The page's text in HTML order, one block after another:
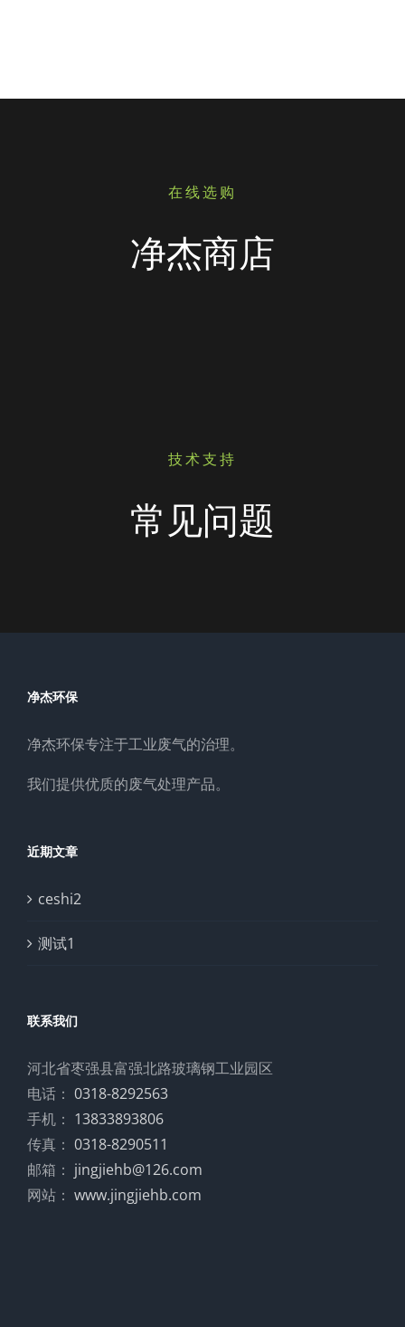
在线选购
净杰商店
技术支持
常见问题
净杰环保
净杰环保专注于工业废气的治理。
我们提供优质的废气处理产品。
近期文章
ceshi2
测试1
联系我们
河北省枣强县富强北路玻璃钢工业园区
电话： 0318-8292563
手机： 13833893806
传真： 0318-8290511
邮箱： jingjiehb@126.com
网站： www.jingjiehb.com